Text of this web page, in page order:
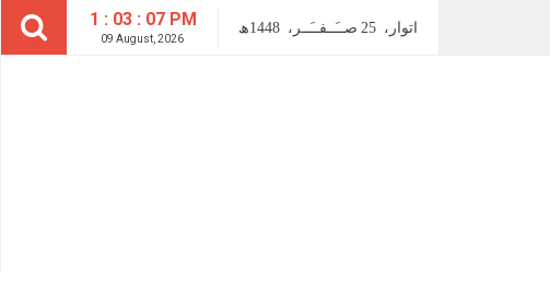
1 : 03 : 08 PM
09 August, 2026
اتوار، 25 صــَــفــَــر، 1448ھ